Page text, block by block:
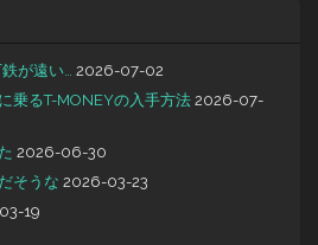
が遠い…
2026-07-02
乗るT-MONEYの入手方法 2026-07-
2026-06-30
そうな 2026-03-23
19